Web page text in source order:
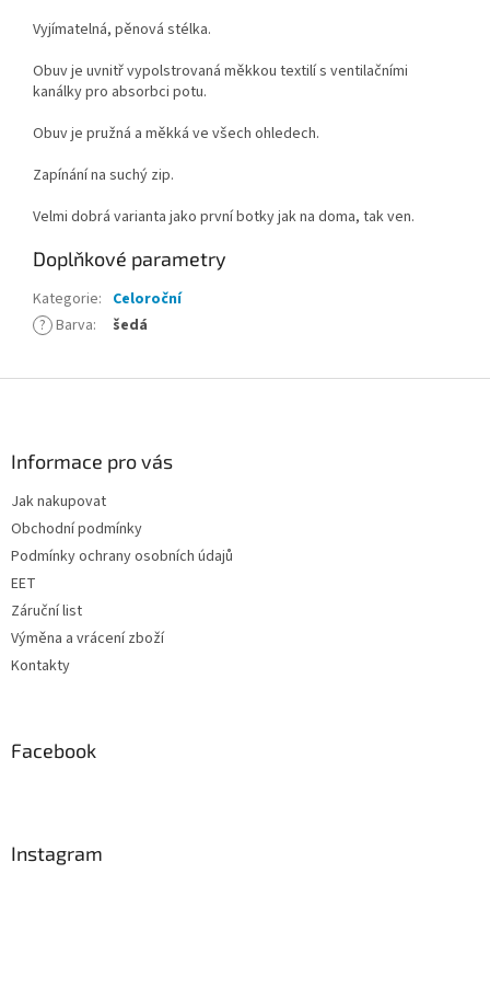
Vyjímatelná, pěnová stélka.
Obuv je uvnitř vypolstrovaná měkkou textilí s ventilačními
kanálky pro absorbci potu.
Obuv je pružná a měkká ve všech ohledech.
Zapínání na suchý zip.
Velmi dobrá varianta jako první botky jak na doma, tak ven.
Doplňkové parametry
Kategorie: Celoroční
? Barva: šedá
Informace pro vás
Jak nakupovat
Obchodní podmínky
Podmínky ochrany osobních údajů
EET
Záruční list
Výměna a vrácení zboží
Kontakty
Facebook
Instagram